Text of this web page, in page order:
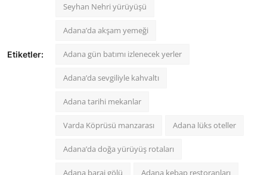
Etiketler:
Seyhan Nehri yürüyüşü
Adana’da akşam yemeği
Adana gün batımı izlenecek yerler
Adana’da sevgiliyle kahvaltı
Adana tarihi mekanlar
Varda Köprüsü manzarası Adana lüks oteller
Adana’da doğa yürüyüş rotaları
Adana baraj gölü Adana kebap restoranları